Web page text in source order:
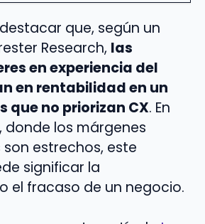
que, según un
Research, las
en experiencia del
en rentabilidad en un
que no priorizan CX. En
donde los márgenes
estrechos, este
significar la
el fracaso de un negocio.